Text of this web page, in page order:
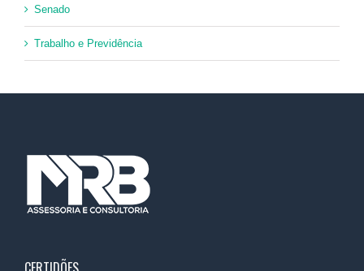
Senado
Trabalho e Previdência